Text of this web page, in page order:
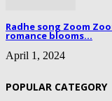
Radhe song Zoom
romance blooms...
April 1, 2024
POPULAR CATEGORY